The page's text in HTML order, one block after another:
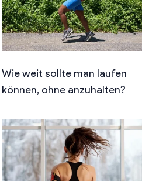
Wie weit sollte man laufen
können, ohne anzuhalten?